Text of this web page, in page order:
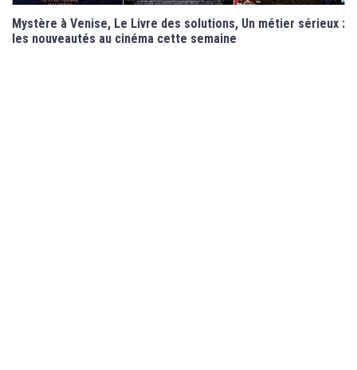
Mystère à Venise, Le Livre des solutions, Un métier sérieux :
les nouveautés au cinéma cette semaine